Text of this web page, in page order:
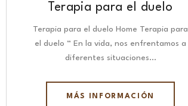
Terapia para el duelo
Terapia para el duelo Home Terapia para
el duelo “ En la vida, nos enfrentamos a
diferentes situaciones…
MÁS INFORMACIÓN